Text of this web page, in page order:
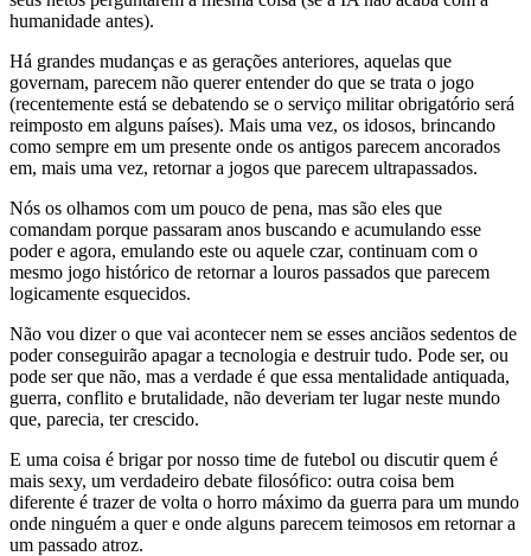
humanidade antes).
Há grandes mudanças e as gerações anteriores, aquelas que
governam, parecem não querer entender do que se trata o jogo
(recentemente está se debatendo se o serviço militar obrigatório será
reimposto em alguns países). Mais uma vez, os idosos, brincando
como sempre em um presente onde os antigos parecem ancorados
em, mais uma vez, retornar a jogos que parecem ultrapassados.
Nós os olhamos com um pouco de pena, mas são eles que
comandam porque passaram anos buscando e acumulando esse
poder e agora, emulando este ou aquele czar, continuam com o
mesmo jogo histórico de retornar a louros passados que parecem
logicamente esquecidos.
Não vou dizer o que vai acontecer nem se esses anciãos sedentos de
poder conseguirão apagar a tecnologia e destruir tudo. Pode ser, ou
pode ser que não, mas a verdade é que essa mentalidade antiquada,
guerra, conflito e brutalidade, não deveriam ter lugar neste mundo
que, parecia, ter crescido.
E uma coisa é brigar por nosso time de futebol ou discutir quem é
mais sexy, um verdadeiro debate filosófico: outra coisa bem
diferente é trazer de volta o horro máximo da guerra para um mundo
onde ninguém a quer e onde alguns parecem teimosos em retornar a
um passado atroz.